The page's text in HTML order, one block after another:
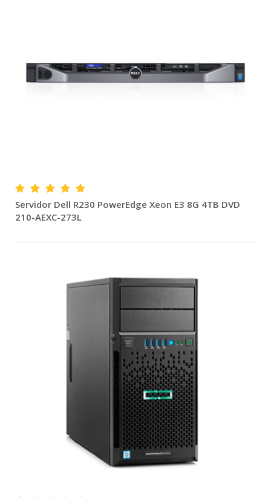
Servidor Dell R230 PowerEdge Xeon E3 8G 4TB DVD
210-AEXC-273L